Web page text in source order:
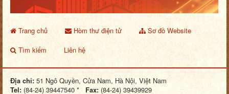
Trang chủ Hòm thư điện tử
Sơ đồ Website
Tìm kiếm
Liên hệ